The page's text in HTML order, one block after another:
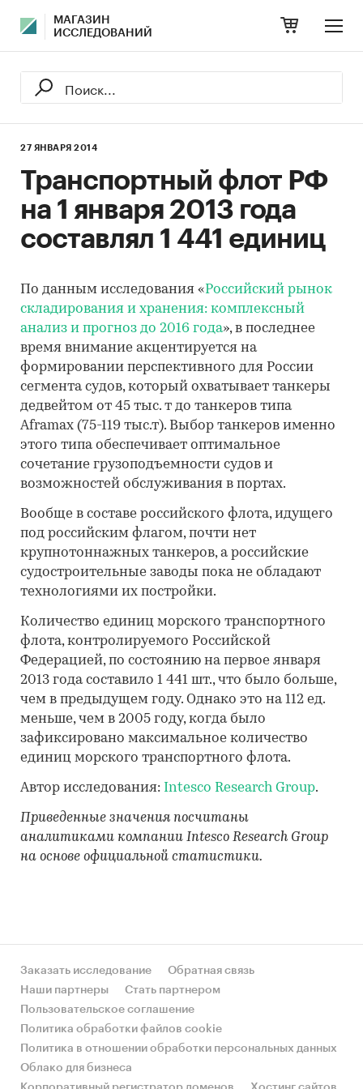
МАГАЗИН
ИССЛЕДОВАНИЙ
27 ЯНВАРЯ 2014
Транспортный флот РФ
на 1 января 2013 года
составлял 1 441 единиц
По данным исследования «Российский рынок
складирования и хранения: комплексный
анализ и прогноз до 2016 года», в последнее
время внимание акцентируется на
формировании перспективного для России
сегмента судов, который охватывает танкеры
дедвейтом от 45 тыс. т до танкеров типа
Aframax (75-119 тыс.т). Выбор танкеров именно
этого типа обеспечивает оптимальное
сочетание грузоподъемности судов и
возможностей обслуживания в портах.
Вообще в составе российского флота, идущего
под российским флагом, почти нет
крупнотоннажных танкеров, а российские
судостроительные заводы пока не обладают
технологиями их постройки.
Количество единиц морского транспортного
флота, контролируемого Российской
Федерацией, по состоянию на первое января
2013 года составило 1 441 шт., что было больше,
чем в предыдущем году. Однако это на 112 ед.
меньше, чем в 2005 году, когда было
зафиксировано максимальное количество
единиц морского транспортного флота.
Автор исследования: Intesco Research Group.
Приведенные значения посчитаны
аналитиками компании Intesco Research Group
на основе официальной статистики.
Заказать исследование
Обратная связь
Наши партнеры
Стать партнером
Пользовательское соглашение
Политика обработки файлов cookie
Политика в отношении обработки персональных данных
Облако для бизнеса